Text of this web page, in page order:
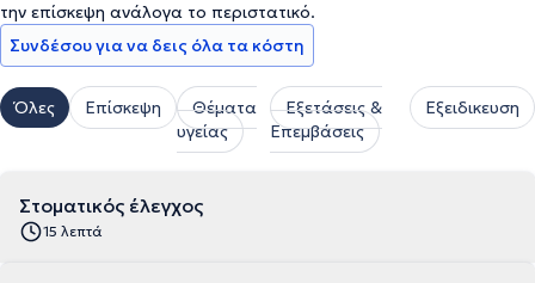
την επίσκεψη ανάλογα το περιστατικό.
Συνδέσου για να δεις όλα τα κόστη
Όλες Επίσκεψη
Θέματα
υγείας
Εξετάσεις &
Επεμβάσεις
Εξειδικευση
Στοματικός έλεγχος
15 λεπτά